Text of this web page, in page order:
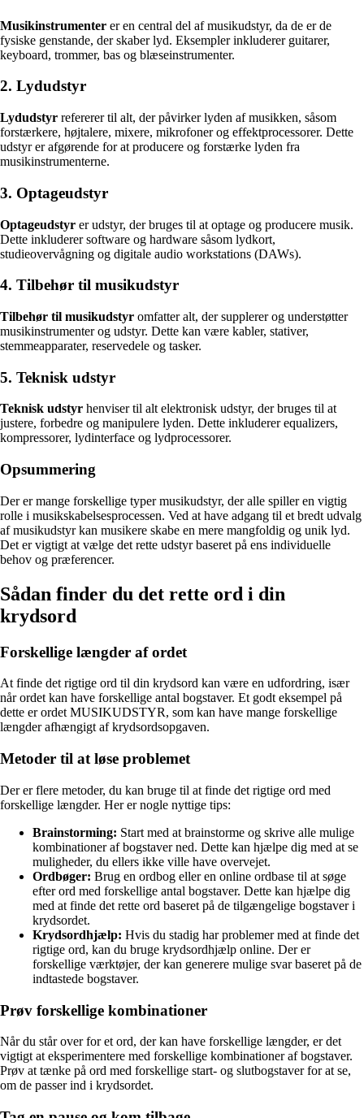
Musikinstrumenter er en central del af musikudstyr, da de er de
fysiske genstande, der skaber lyd. Eksempler inkluderer guitarer,
keyboard, trommer, bas og blæseinstrumenter.
2. Lydudstyr
Lydudstyr refererer til alt, der påvirker lyden af musikken, såsom
forstærkere, højtalere, mixere, mikrofoner og effektprocessorer. Dette
udstyr er afgørende for at producere og forstærke lyden fra
musikinstrumenterne.
3. Optageudstyr
Optageudstyr er udstyr, der bruges til at optage og producere musik.
Dette inkluderer software og hardware såsom lydkort,
studieovervågning og digitale audio workstations (DAWs).
4. Tilbehør til musikudstyr
Tilbehør til musikudstyr omfatter alt, der supplerer og understøtter
musikinstrumenter og udstyr. Dette kan være kabler, stativer,
stemmeapparater, reservedele og tasker.
5. Teknisk udstyr
Teknisk udstyr henviser til alt elektronisk udstyr, der bruges til at
justere, forbedre og manipulere lyden. Dette inkluderer equalizers,
kompressorer, lydinterface og lydprocessorer.
Opsummering
Der er mange forskellige typer musikudstyr, der alle spiller en vigtig
rolle i musikskabelsesprocessen. Ved at have adgang til et bredt udvalg
af musikudstyr kan musikere skabe en mere mangfoldig og unik lyd.
Det er vigtigt at vælge det rette udstyr baseret på ens individuelle
behov og præferencer.
Sådan finder du det rette ord i din
krydsord
Forskellige længder af ordet
At finde det rigtige ord til din krydsord kan være en udfordring, især
når ordet kan have forskellige antal bogstaver. Et godt eksempel på
dette er ordet MUSIKUDSTYR, som kan have mange forskellige
længder afhængigt af krydsordsopgaven.
Metoder til at løse problemet
Der er flere metoder, du kan bruge til at finde det rigtige ord med
forskellige længder. Her er nogle nyttige tips:
Brainstorming: Start med at brainstorme og skrive alle mulige
kombinationer af bogstaver ned. Dette kan hjælpe dig med at se
muligheder, du ellers ikke ville have overvejet.
Ordbøger: Brug en ordbog eller en online ordbase til at søge
efter ord med forskellige antal bogstaver. Dette kan hjælpe dig
med at finde det rette ord baseret på de tilgængelige bogstaver i
krydsordet.
Krydsordhjælp: Hvis du stadig har problemer med at finde det
rigtige ord, kan du bruge krydsordhjælp online. Der er
forskellige værktøjer, der kan generere mulige svar baseret på de
indtastede bogstaver.
Prøv forskellige kombinationer
Når du står over for et ord, der kan have forskellige længder, er det
vigtigt at eksperimentere med forskellige kombinationer af bogstaver.
Prøv at tænke på ord med forskellige start- og slutbogstaver for at se,
om de passer ind i krydsordet.